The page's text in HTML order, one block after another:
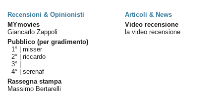
Recensioni & Opinionisti
Articoli & News
MYmovies
Giancarlo Zappoli
Pubblico (per gradimento)
1° | misser
2° | riccardo
3° |
4° | serenaf
Rassegna stampa
Massimo Bertarelli
Video recensione
la video recensione